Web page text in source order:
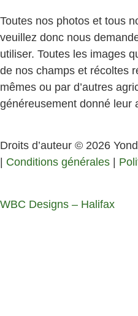
Toutes nos photos et tous
veuillez donc nous
utiliser. Toutes les images
de nos champs et récoltes
mêmes ou par d’autres
généreusement donné leur
Droits d’auteur © 2026
Conditions générales
WBC Designs – Halifax